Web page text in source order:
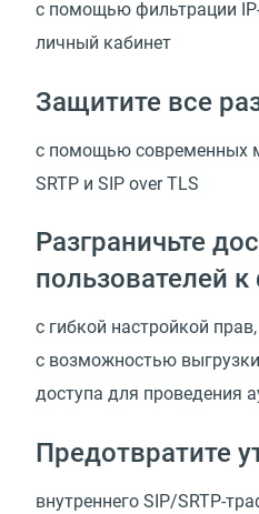
с помощью фильтрации
личный кабинет
Защитите все
с помощью современных
SRTP и SIP over TLS
Разграничьте
пользователей
с гибкой настройкой
с возможностью
доступа для проведения
Предотвратите
внутреннего SIP/SRTP-